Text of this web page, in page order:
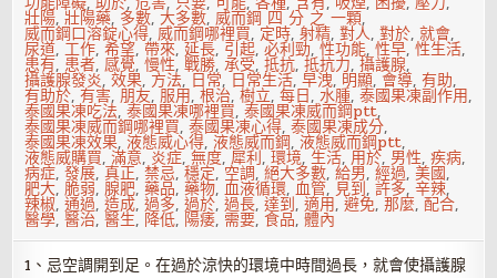
壯陽,壯陽藥, 多數,大多數,威而鋼 四 分 之 一顆,
威而鋼口溶錠心得,威而鋼哪裡買, 定時,射精,對人,對於,就會,
尿道,工作,希望,帶來,延長, 引起,必利勁,性功能,性早,性生活,
患有, 患者,感覺,慢性,戰勝,承受,抵抗,抵抗力,攝護腺,
攝護腺發炎,效果, 方法, 日常, 日常生活,早洩, 明顯,會導,有助,
有助於,有害,朋友,服用,根治,樹立,每日,水腫,泰國果凍副作用,
泰國果凍吃法,泰國果凍哪裡買,泰國果凍威而鋼ptt,
泰國果凍威而鋼哪裡買,泰國果凍心得,泰國果凍成分,
泰國果凍效果,液態威心得,液態威而鋼,液態威而鋼ptt,
液態威購買,滿意, 炎症,無度,犀利,環境,生活, 用於, 男性,疾病,
病症,發展,真正,禁忌,穩定, 空調,絕大多數,給男,經過,美國,
肥大,脆弱,腺肥,藥品,藥物,血液循環,血管, 見到,許多,辛辣,
辣椒,通過,造成,過多,過於,過長,達到,適用,避免,那麼,配合,
醫學,醫治,醫生, 降低, 陽痿, 需要,食品,體內
1、忌空調開到足。在過於涼快的環境中時間過長，就會使攝護腺